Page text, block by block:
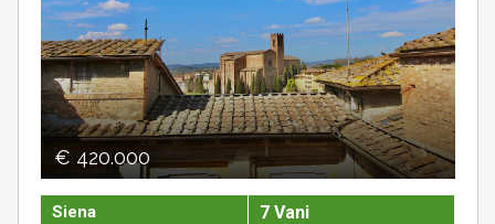
€ 420.000
Siena
7 Vani